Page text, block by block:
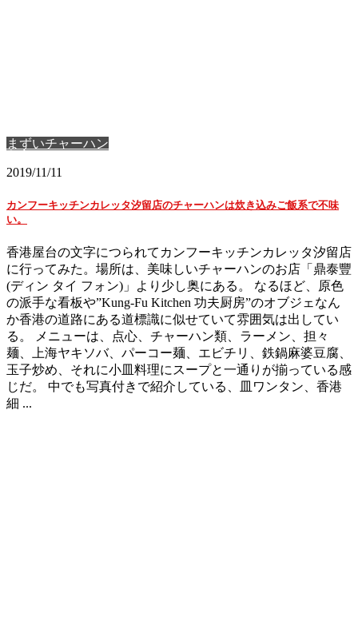
まずいチャーハン
2019/11/11
カンフーキッチンカレッタ汐留店のチャーハンは炊き込みご飯系で不味
い。
香港屋台の文字につられてカンフーキッチンカレッタ汐留店
に行ってみた。場所は、美味しいチャーハンのお店「鼎泰豐
(ディン タイ フォン)」より少し奥にある。 なるほど、原色
の派手な看板や”Kung-Fu Kitchen 功夫厨房”のオブジェなん
か香港の道路にある道標識に似せていて雰囲気は出してい
る。 メニューは、点心、チャーハン類、ラーメン、担々
麺、上海ヤキソバ、パーコー麺、エビチリ、鉄鍋麻婆豆腐、
玉子炒め、それに小皿料理にスープと一通りが揃っている感
じだ。 中でも写真付きで紹介している、皿ワンタン、香港
細 ...